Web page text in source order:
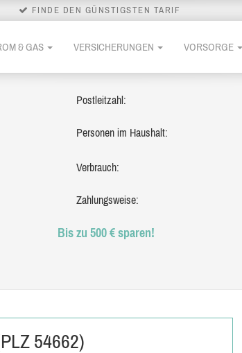
FINDE DEN GÜNSTIGSTEN TARIF
& GAS VERSICHERUNGEN VORSORGE
Postleitzahl:
Personen im Haushalt:
Verbrauch:
Zahlungsweise:
Bis zu 500 € sparen!
54662)